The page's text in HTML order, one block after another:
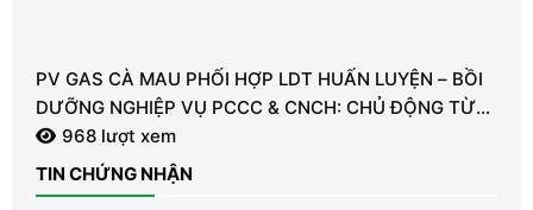
PV GAS CÀ MAU PHỐI HỢP LDT HUẤN LUYỆN – BỒI
DƯỠNG NGHIỆP VỤ PCCC & CNCH: CHỦ ĐỘNG TỪ
TỪNG GIÂY VÌ AN TOÀN
968 lượt xem
TIN CHỨNG NHẬN